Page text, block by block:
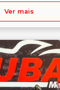
Ver mais